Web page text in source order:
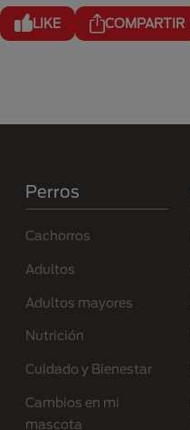
LIKE COMPARTIR
Perros
Cachorros
Adultos
Adultos mayores
Nutrición
Cuidado y Bienestar
Cambios en mi
mascota